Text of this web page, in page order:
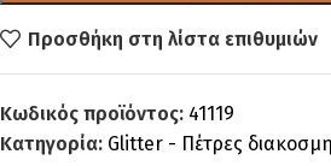
Προσθήκη στη λίστα επιθυμιών
Κωδικός προϊόντος: 41119
Κατηγορία: Glitter - Πέτρες